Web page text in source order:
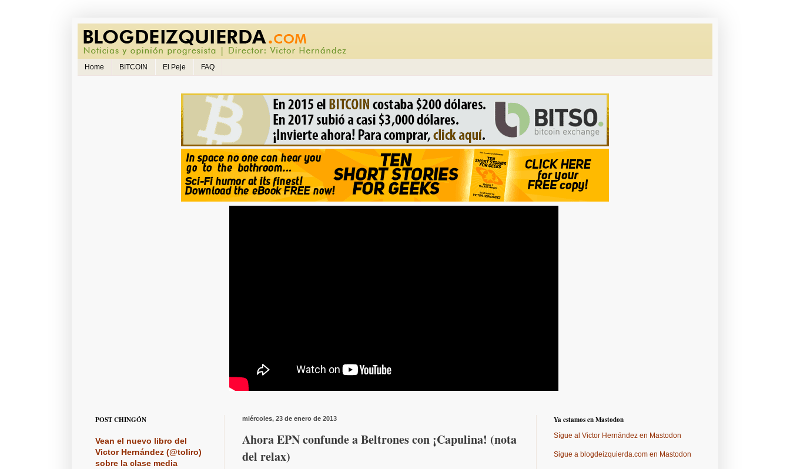
Home BITCOIN El Peje FAQ
miércoles, 23 de enero de 2013
Ahora EPN confunde a Beltrones con ¡Capulina! (nota
del relax)
POST CHINGÓN
Vean el nuevo libro del
Victor Hernández (@toliro)
sobre la clase media
Ya estamos en Mastodon
Sígue al Victor Hernández en Mastodon
Sigue a blogdeizquierda.com en Mastodon